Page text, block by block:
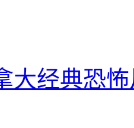
大经典恐